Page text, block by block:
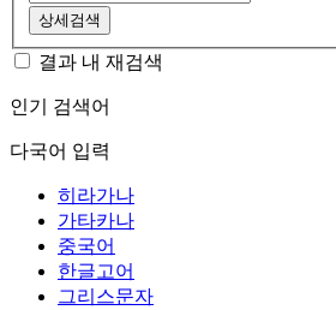
상세검색
결과 내 재검색
인기 검색어
다국어 입력
히라가나
가타카나
중국어
한글고어
그리스문자